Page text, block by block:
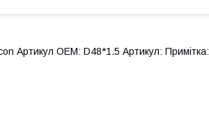
Артикул OEM: D48*1.5 Артикул: Примітка: